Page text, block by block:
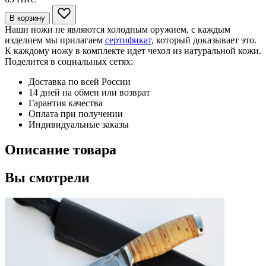
В корзину
Наши ножи не являются холодным оружием, с каждым
изделием мы прилагаем сертификат, который доказывает это.
К каждому ножу в комплекте идет чехол из натуральной кожи.
Поделится в социальных сетях:
Доставка по всей России
14 дней на обмен или возврат
Гарантия качества
Оплата при получении
Индивидуальные заказы
Описание товара
Вы смотрели